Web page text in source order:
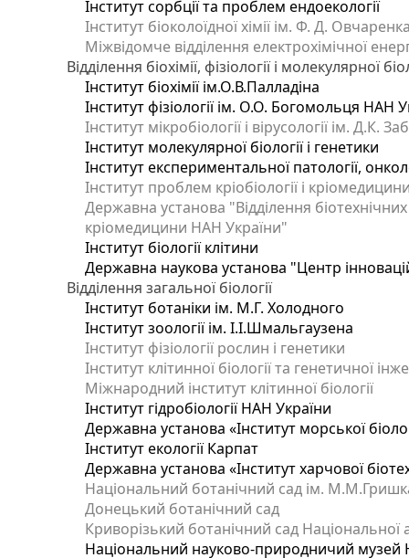
Інститут сорбції та проблем ендоекології
Інститут біоколоїдної хімії ім. Ф. Д.
Міжвідомче відділення електрохімічної
Відділення біохімії, фізіології і молекулярної
Інститут біохімії ім.О.В.Палладіна
Інститут фізіології ім. О.О. Богомольця НАН
Інститут мікробіології і вірусології ім. Д.К.
Інститут молекулярної біології і генетики
Інститут експериментальної патології,
Інститут проблем кріобіології і
Державна установа "Відділення
кріомедицини НАН України"
Інститут біології клітини
Державна наукова установа "Центр
Відділення загальної біології
Інститут ботаніки ім. М.Г. Холодного
Інститут зоології ім. І.І.Шмальгаузена
Інститут фізіології рослин і генетики
Інститут клітинної біології та генетичної
Міжнародний інститут клітинної біології
Інститут гідробіології НАН України
Державна установа «Інститут морської
Інститут екології Карпат
Державна установа «Інститут харчової
Національний ботанічний сад ім.
Донецький ботанічний сад
Криворізький ботанічний сад Національної
Національний науково-природничий музей